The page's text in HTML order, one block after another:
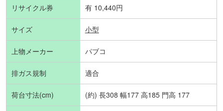
リサイクル券 有 10,440円
サイズ 小型
上物メーカー パブコ
排ガス規制 適合
荷台寸法(cm) (約) 長308 幅177 高185 門高 177